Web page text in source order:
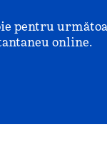
pentru
online.